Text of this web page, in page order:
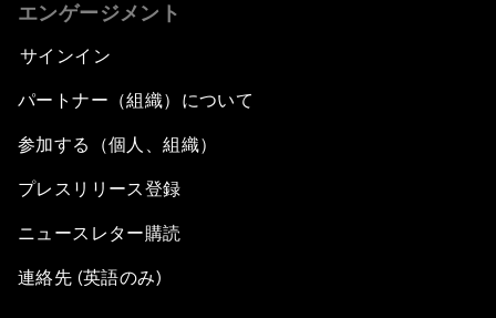
エンゲージメント
サインイン
パートナー（組織）について
参加する（個人、組織）
プレスリリース登録
ニュースレター購読
連絡先 (英語のみ)